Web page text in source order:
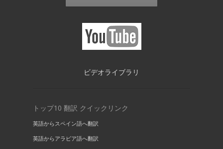
ビデオライブラリ
トップ10 翻訳 クイックリンク
英語からスペイン語へ翻訳
英語からアラビア語へ翻訳